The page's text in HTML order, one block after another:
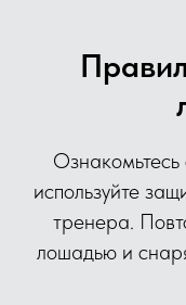
используйте
тренера.
лошадью и